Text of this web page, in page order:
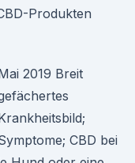
Produkten
2019 Breit
CBD bei